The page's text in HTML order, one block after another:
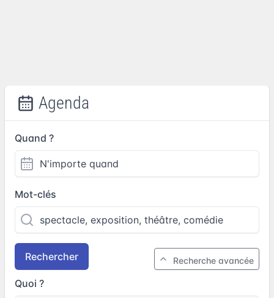
Agenda
Quand ?
Mot-clés
Rechercher Recherche avancée
Quoi ?